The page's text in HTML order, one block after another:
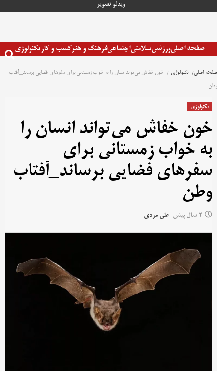
ویدئو تصویر
صفحه اصلیورزشیسلامتیاجتماعیفرهنگ و هنرکسب و کارتکنولوژی
صفحه اصلی تکنولوژی
خون خفاش می‌تواند انسان را به خواب زمستانی برای سفرهای فضایی برساند_آفتاب
وطن
تکنولوژی
خون خفاش می‌تواند انسان را
به خواب زمستانی برای
سفرهای فضایی برساند_آفتاب
وطن
2 سال پیش علی مردی